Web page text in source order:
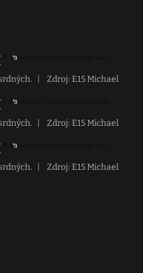
Zdroj: E15 Michael
Zdroj: E15 Michael
Zdroj: E15 Michael